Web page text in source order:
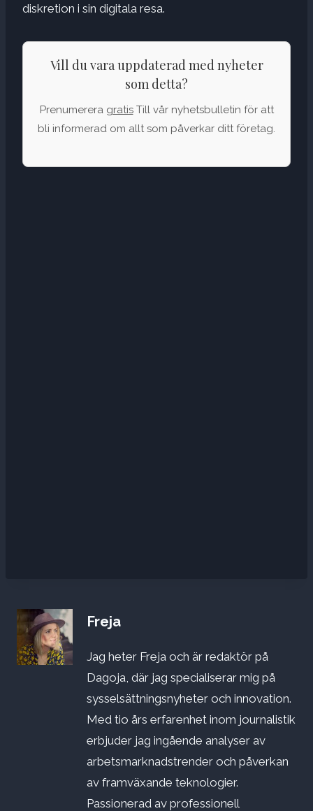
diskretion i sin digitala resa.
Vill du vara uppdaterad med nyheter
som detta?
Prenumerera gratisTill vår nyhetsbulletin för att
bli informerad om allt som påverkar ditt företag.
Freja
Jag heter Freja och är redaktör på
Dagoja, där jag specialiserar mig på
sysselsättningsnyheter och innovation.
Med tio års erfarenhet inom journalistik
erbjuder jag ingående analyser av
arbetsmarknadstrender och påverkan
av framväxande teknologier.
Passionerad av professionell